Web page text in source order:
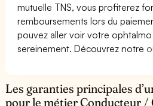
mutuelle TNS, vous profiterez
remboursements lors du
pouvez aller voir votre
sereinement. Découvrez notre
Les garanties principales
pour le métier Conducteur /